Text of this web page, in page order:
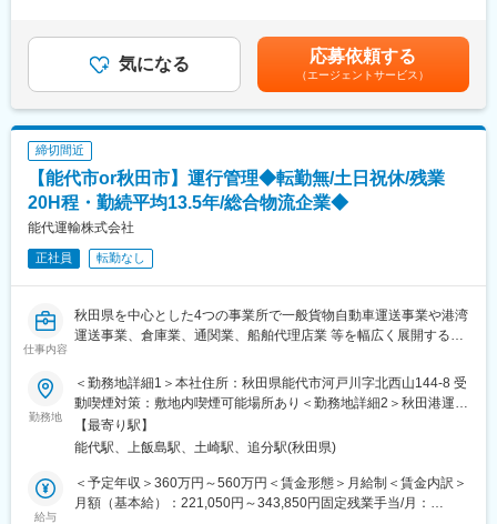
駅、バルーンさが駅、田代駅、東唐津駅、肥後大津駅、光の森
駅、平成駅、人吉駅、三角駅、草道駅、志布志駅、姶良駅、米ノ
津駅、古島駅、赤嶺駅、てだこ浦西駅、南方駅(宮崎県)、高鍋駅、
三股駅、東旭川駅、倶知安駅、岩見沢駅、新富士駅(北海道)、根室
駅、新川駅(北海道)、環状通東駅、南郷１３丁目駅、問寒別駅、東
室蘭駅、ほしみ駅、深川駅、長都駅、西帯広駅、滝川駅、南稚内
駅、利別駅、沼ノ端駅、八雲駅、鵡川駅、七重浜駅、磯分内駅、
富良野駅、西北見駅、名寄高校駅、桂台駅、遠軽駅、木古内駅、
くりこま高原駅、荒井駅(宮城県)、福田町駅、泉中央駅、古川駅、
東白石駅、泉駅(常磐線)、藤田駅、七日町駅、泉崎駅、中荒井駅、
日立木駅、安達駅、五百川駅、東酒田駅、高擶駅、置賜駅、山ノ
目駅、花巻空港駅(東北本線)、岩手飯岡駅、地ノ森駅、村崎野駅、
横手駅、上飯島駅、扇田駅、羽後四ツ屋駅、大曲駅(秋田県)、能代
駅、西目駅、金谷沢駅、田んぼアート駅、七戸十和田駅、新青森
駅、小中野駅、東陽町駅、京急新子安駅、神戸駅(愛知県)、江端
整備・運用）
・経営層・各事業部・関係部署との調整・折衝、社内横断プロジ
ェクトの推進
・BCPの策定・見直し・運用管理
＜物流許認可・法務・コンプライアンス＞
・一般貨物自動車運送事業に関する各種許認可手続き
・倉庫業・港湾運送事業に関する許認可の取得・更新・維持管理
・関係法令（貨物自動車運送事業法、倉庫業法、港湾運送事業法
等）の調査・社内周知
・行政機関・外部専門家との連絡・調整
■キャリアパス：
将来的に総務部長へのキャリアパスを想定しており、経営を支え
総務部メンバーの育成・マネジメント／部門予算の管理・最適化
／経営会議への報告・提言など、経営視点を持ちながら組織づく
りに携わることができます。
■当社について：
当社は、秋田県の能代港・秋田港を拠点に、港湾荷役、陸上輸
送、倉庫保管、通関、船舶代理店業などをワンストップで提供す
下する可能性があります。月給(月額)は固定手当を含めた表記で
す。
気になる 応募依頼する
（エージェントサービス）
締切間近
【能代市or秋田市】運行管理◆転勤無/土日祝休/残業
20H程・勤続平均13.5年/総合物流企業◆
能代運輸株式会社
正社員 転勤なし
仕事内容
秋田県を中心とした4つの事業所で一般貨物自動車運送事業や港湾
運送事業、倉庫業、通関業、船舶代理店業 等を幅広く展開する当
■業務概要：運行管理担当（将来的な所長候補）
当社の運行管理および会社全体の管理体制を強化することを目的
に、管理担当者の採用を行います。
<業務詳細>【変更の範囲：会社の定める業務】
▼メイン業務：
・運行管理：ドライバーへの運行指示や配送ルートの管理、ドラ
勤務地
＜勤務地詳細1＞本社住所：秋田県能代市河戸川字北西山144-8 受
動喫煙対策：敷地内喫煙可能場所あり＜勤務地詳細2＞秋田港運事
業所住所：秋田県秋田市土崎港相染町字浜ナシ山124-5 受動喫煙
対策：敷地内喫煙可能場所あり
【最寄り駅】
能代駅、上飯島駅、土崎駅、追分駅(秋田県)
給与
＜予定年収＞360万円～560万円＜賃金形態＞月給制＜賃金内訳＞
月額（基本給）：221,050円～343,850円固定残業手当/月：